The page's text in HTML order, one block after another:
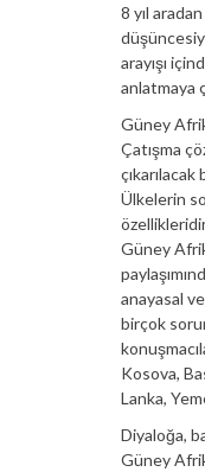
8 yıl
arayışı
anlatmaya
Güney
Çatışma
Ülkelerin
Güney
anayasal
birçok
Kosova,
Lanka,
Diyaloğa,
Güney